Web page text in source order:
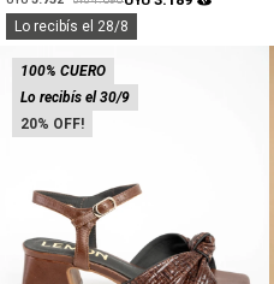
Lo recibís el 28/8
20
100% CUERO
Lo recibís el 30/9